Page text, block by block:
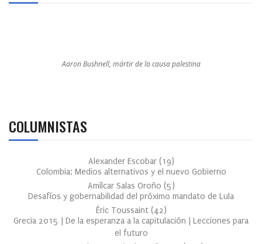
Aaron Bushnell, mártir de la causa palestina
COLUMNISTAS
Alexander Escobar (19)
Colombia: Medios alternativos y el nuevo Gobierno
Amílcar Salas Oroño (5)
Desafíos y gobernabilidad del próximo mandato de Lula
Éric Toussaint (42)
Grecia 2015 | De la esperanza a la capitulación | Lecciones para
el futuro